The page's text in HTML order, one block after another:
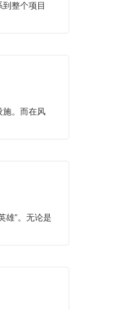
整个项目
施。而在风
雄”。无论是